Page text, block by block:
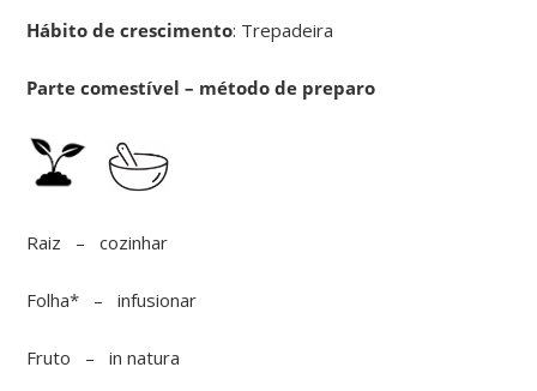
Hábito de crescimento: Trepadeira
Parte comestível – método de preparo
Raiz – cozinhar
Folha* – infusionar
Fruto – in natura